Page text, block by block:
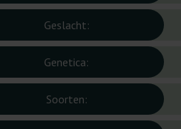
Geslacht:
Genetica:
Soorten: